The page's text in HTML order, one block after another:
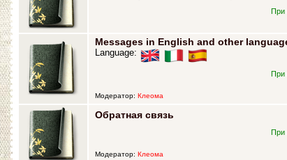
При
Messages in English and other
Language:
При
Модератор: Клеома
Обратная связь
При
Модератор: Клеома